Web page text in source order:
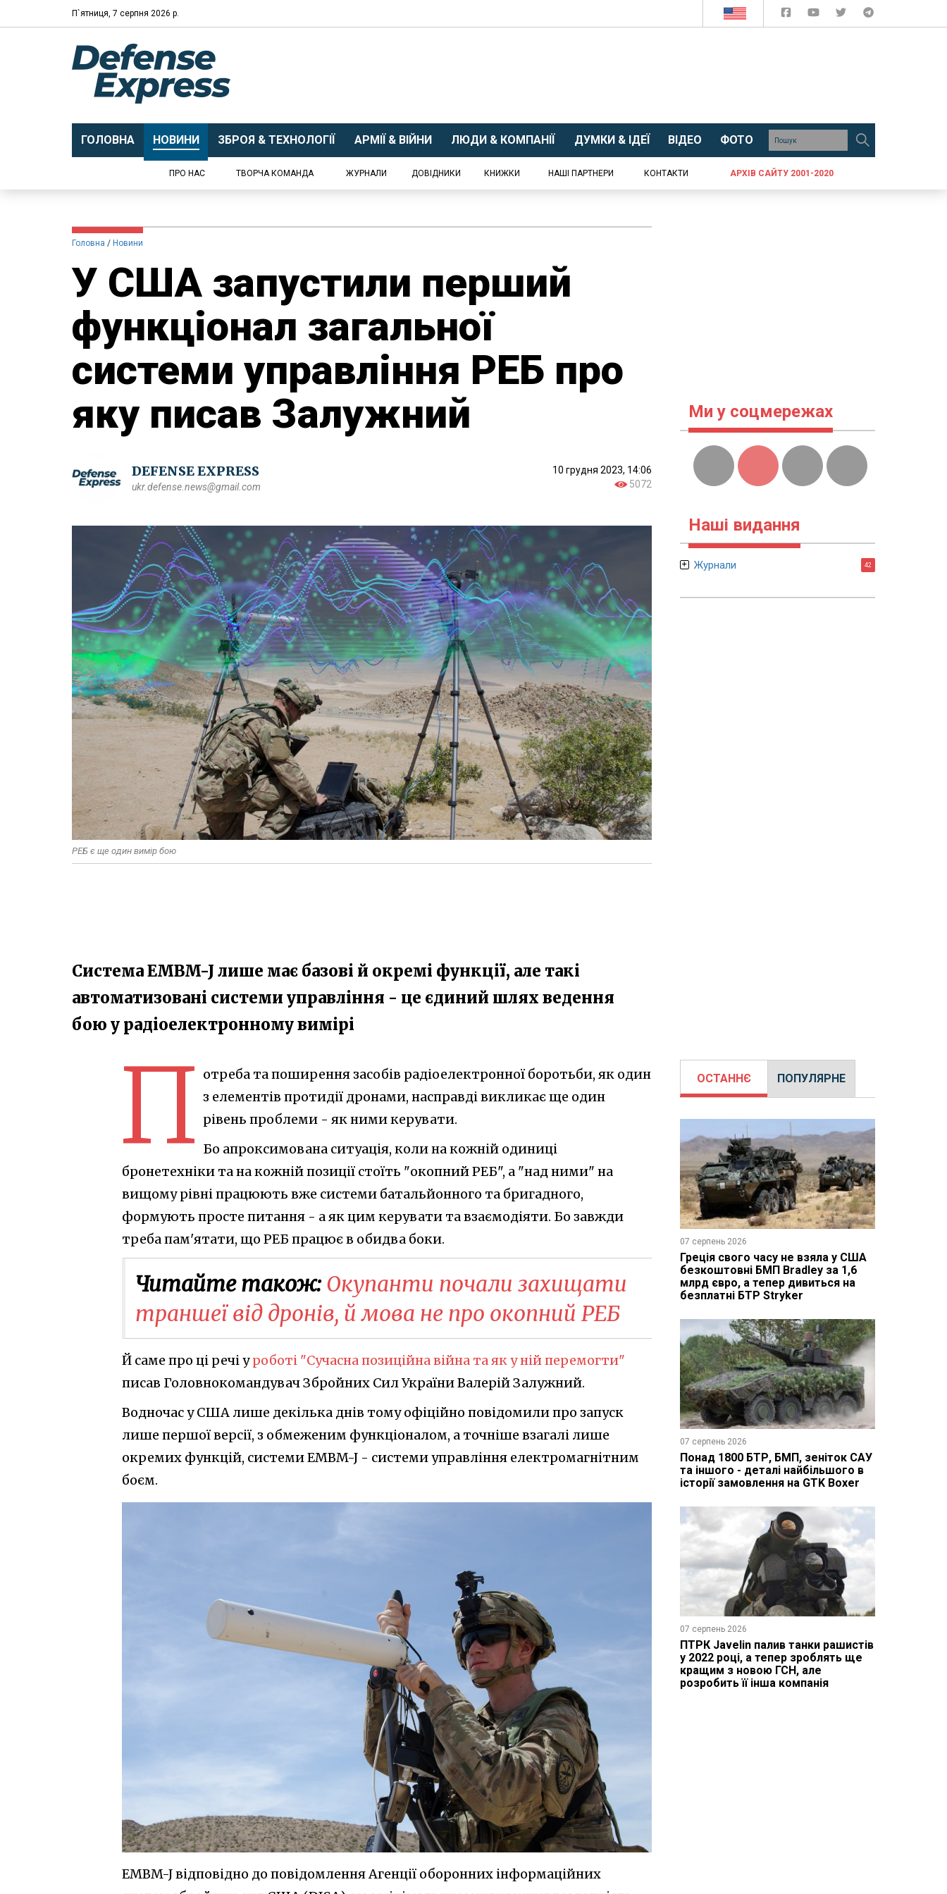
П`ятниця, 7 серпня 2026 р.
ГОЛОВНА НОВИНИ ЗБРОЯ & ТЕХНОЛОГІЇ АРМІЇ & ВІЙНИ ЛЮДИ & КОМПАНІЇ ДУМКИ & ІДЕЇ ВІДЕО ФОТО
ПРО НАС ТВОРЧА КОМАНДА ЖУРНАЛИ ДОВІДНИКИ КНИЖКИ НАШІ ПАРТНЕРИ КОНТАКТИ АРХІВ САЙТУ 2001-2020
Головна Новини
У США запустили перший
функціонал загальної
системи управління РЕБ про
яку писав Залужний
DEFENSE EXPRESS
ukr.defense.news@gmail.com
10 грудня 2023, 14:06
5072
РЕБ є ще один вимір бою
Система EMBM-J​ лише має базові й окремі функції, але такі
автоматизовані системи управління - це єдиний шлях ведення
бою у радіоелектронному вимірі
П отреба та поширення засобів радіоелектронної боротьби, як один
з елементів протидії дронами, насправді викликає ще один
рівень проблеми - як ними керувати.
Бо апроксимована ситуація, коли на кожній одиниці
бронетехніки та на кожній позиції стоїть "окопний РЕБ", а "над ними" на
вищому рівні працюють вже системи батальйонного та бригадного,
формують просте питання - а як цим керувати та взаємодіяти. Бо завжди
треба пам'ятати, що РЕБ працює в обидва боки.
Читайте також: Окупанти почали захищати
траншеї від дронів, й мова не про окопний РЕБ
Й саме про ці речі уроботі "Сучасна позиційна війна та як у ній перемогти"
писав Головнокомандувач Збройних Сил України Валерій Залужний.
Водночас у США лише декілька днів тому офіційно повідомили про запуск
лише першої версії, з обмеженим функціоналом, а точніше взагалі лише
окремих функцій, системи EMBM-J - системи управління електромагнітним
боєм.
EMBM-J відповідно до повідомлення Агенції оборонних інформаційних
Ми у соцмережах
Наші видання
Журнали 42
ОСТАННЄ ПОПУЛЯРНЕ
07 серпень 2026
Греція свого часу не взяла у США
безкоштовні БМП Bradley за 1,6
млрд євро, а тепер дивиться на
безплатні БТР Stryker
07 серпень 2026
Понад 1800 БТР, БМП, зеніток САУ
та іншого - деталі найбільшого в
історії замовлення на GTK Boxer
07 серпень 2026
ПТРК Javelin палив танки рашистів
у 2022 році, а тепер зроблять ще
кращим з новою ГСН, але
розробить її інша компанія